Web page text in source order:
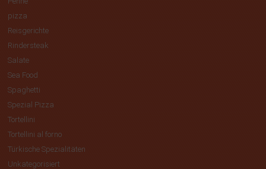
pizza
Reisgerichte
Rindersteak
Salate
Sea Food
Spaghetti
Spezial Pizza
Tortellini
Tortellini al forno
Türkische Spezialitäten
Unkategorisiert